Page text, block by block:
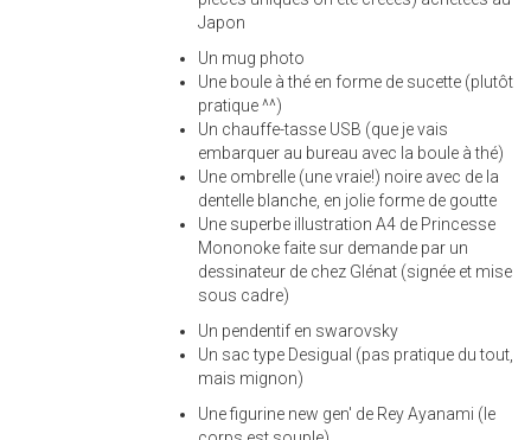
Japon
Un mug photo
Une boule à thé en forme de sucette (plutôt
pratique ^^)
Un chauffe-tasse USB (que je vais
embarquer au bureau avec la boule à thé)
Une ombrelle (une vraie!) noire avec de la
dentelle blanche, en jolie forme de goutte
Une superbe illustration A4 de Princesse
Mononoke faite sur demande par un
dessinateur de chez Glénat (signée et mise
sous cadre)
Un pendentif en swarovsky
Un sac type Desigual (pas pratique du tout,
mais mignon)
Une figurine new gen' de Rey Ayanami (le